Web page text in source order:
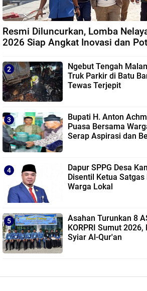
Resmi Diluncurkan, Lomba
2026 Siap Angkat Inovasi dan
Ngebut Tengah
Truk Parkir di Batu
Tewas Terjepit
Bupati H. Anton
Puasa Bersama
Serap Aspirasi dan
Dapur SPPG Desa
Disentil Ketua
Warga Lokal
Asahan Turunkan 8
KORPRI Sumut
Syiar Al-Qur'an